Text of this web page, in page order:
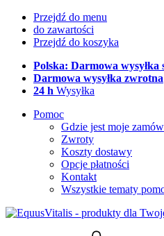
Przejdź do menu
do zawartości
Przejdź do koszyka
Polska: Darmowa wysyłka
Darmowa wysyłka zwrotna
24 h Wysyłka
Pomoc
Gdzie jest moje
Zwroty
Koszty dostawy
Opcje płatności
Kontakt
Wszystkie tematy